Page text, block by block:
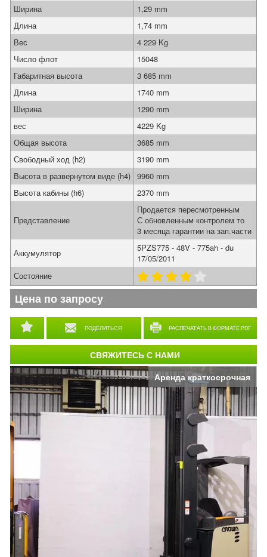
Аренда краткосрочная
ПОДЕЛИТЬСЯ РАСПЕЧАТАТЬ В ФОРМАТЕ PDF
Ширина
1,29 mm
Длина
1,74 mm
Вес
4 229 Kg
Число флот
15048
Габаритная высота
3 685 mm
Длина
1740 mm
Ширина
1290 mm
вес
4229 Kg
Общая высота
3685 mm
Свободный ход (h2)
3190 mm
Высота в развернутом виде (h4) 9960 mm
Высота кабины (h6)
2370 mm
Представление
Продается пересмотренным
С обновленным контролем то
3 месяца гарантии на зап.части
Аккумулятор
5PZS775 - 48V - 775ah - du
17/05/2011
Состояние
Цена по запросу
СВЯЖИТЕСЬ С НАМИ